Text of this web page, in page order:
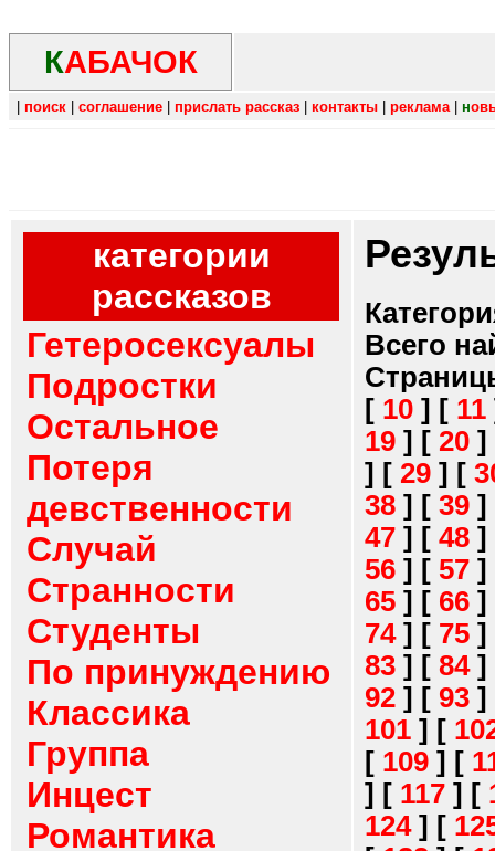
КАБАЧОК
поиск соглашение прислать рассказ контакты реклама| н
категории
рассказов
Гетеросексуалы
Подростки
Остальное
Потеря
девственности
Случай
Странности
Студенты
По принуждению
Классика
Группа
Инцест
Романтика
Всего
[ 10 ] [ 11
19 ] [ 20 ]
] [ 29 ] [
38 ] [ 39 ]
47 ] [ 48 ]
56 ] [ 57 ]
65 ] [ 66 ]
74] [ 75 ]
83 ] [ 84]
92 ] [ 93 ]
101 ] [
[ 109 ] [
] [ 117 ] [
124] [